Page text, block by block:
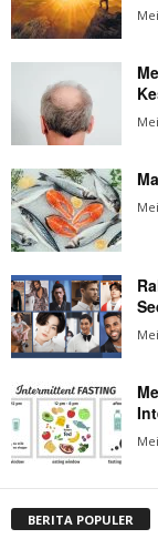
BERITA POPULER